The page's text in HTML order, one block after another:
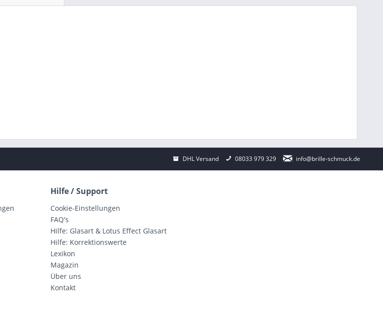
DHL Versand 08033 979 329 info@brille-schmuck.de
Hilfe / Support
Cookie-Einstellungen
FAQ's
Hilfe: Glasart & Lotus Effect Glasart
Hilfe: Korrektionswerte
Lexikon
Magazin
Über uns
Kontakt